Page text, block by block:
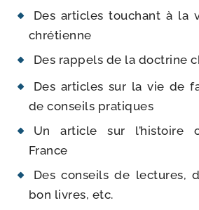
Des articles tou­chant à la
chrétienne
Des rap­pels de la doc­trine
Des articles sur la vie de
de conseils pratiques
Un article sur l’his­toire
France
Des conseils de lec­tures,
bon livres, etc.